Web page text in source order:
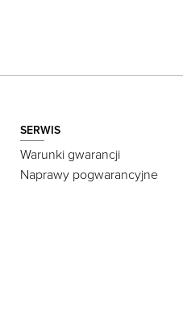
SERWIS
Warunki gwarancji
Naprawy pogwarancyjne